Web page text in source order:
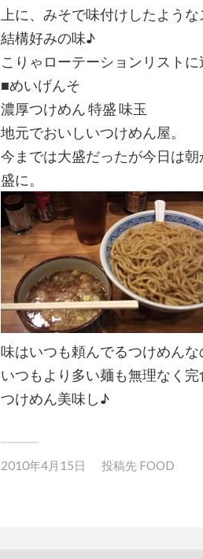
上に、みそで味付けしたような
結構好みの味♪
こりゃローテーションリスト
■めいげんそ
濃厚つけめん 特盛 味玉
地元でおいしいつけめん屋。
今までは大盛だったが今日は
盛に。
味はいつも頼んでるつけめんな
いつもより多い麺も無理なく
つけめん美味し♪
2010年4月15日 投稿先 FOOD